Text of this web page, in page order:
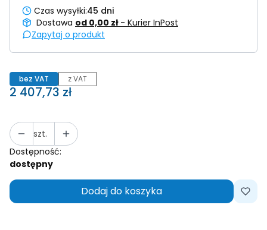
Czas wysyłki:45 dni
Dostawa od 0,00 zł - Kurier InPost
Zapytaj o produkt
bez VAT z VAT
Cena
2 407,73 zł
szt.
Dostępność:
dostępny
Dodaj do koszyka